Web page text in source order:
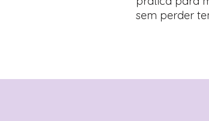
sem perder